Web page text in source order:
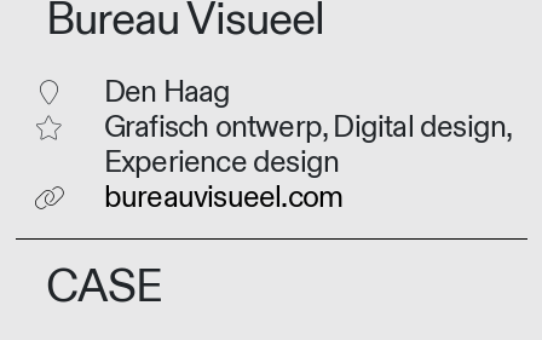
Bureau Visueel
Den Haag
Grafisch ontwerp, Digital design,
Experience design
bureauvisueel.com
CASE